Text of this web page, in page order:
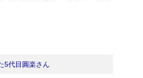
5代目圓楽さん